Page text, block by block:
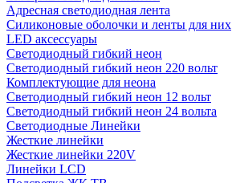
Адресная светодиодная лента
Силиконовые оболочки и ленты для них
LED аксессуары
Светодиодный гибкий неон
Светодиодный гибкий неон 220 вольт
Комплектующие для неона
Светодиодный гибкий неон 12 вольт
Светодиодный гибкий неон 24 вольта
Светодиодные Линейки
Жесткие линейки
Жесткие линейки 220V
Линейки LCD